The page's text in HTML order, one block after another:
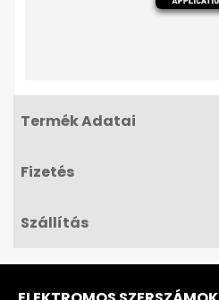
Termék Adatai
Fizetés
Szállítás